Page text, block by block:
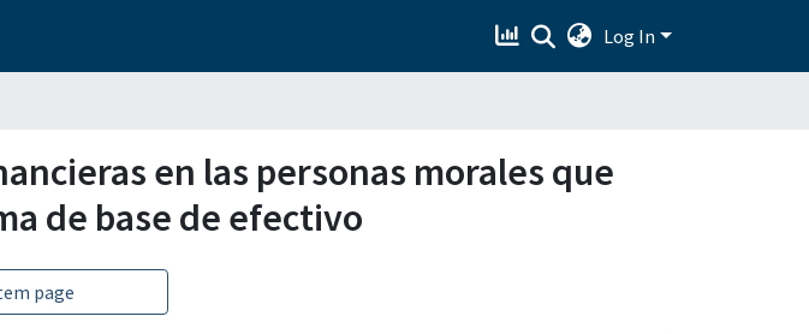
Log In
en las personas morales que
de base de efectivo
page